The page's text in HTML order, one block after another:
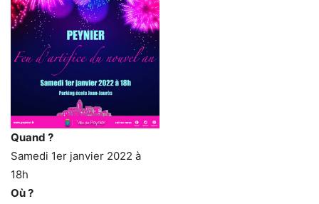
Quand ?
Samedi 1er janvier 2022 à
18h
Où ?